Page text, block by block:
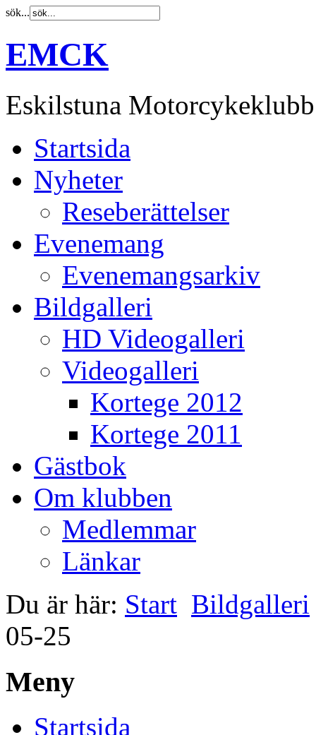
sök...
EMCK
Eskilstuna Motorcykeklubb
Startsida
Nyheter
Reseberättelser
Evenemang
Evenemangsarkiv
Bildgalleri
HD Videogalleri
Videogalleri
Kortege 2012
Kortege 2011
Gästbok
Om klubben
Medlemmar
Länkar
Du är här: Start Bildgalleri
05-25
Meny
Startsida